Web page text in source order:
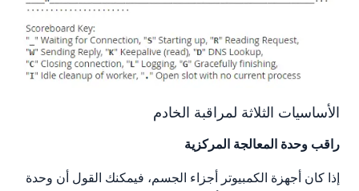
الأساسيات الثلاثة لمراقبة الخادم
راقب وحدة المعالجة المركزية
إذا كان أجهزة الكمبيوتر أجزاء الجسم، فيمكنك القول أن وحدة